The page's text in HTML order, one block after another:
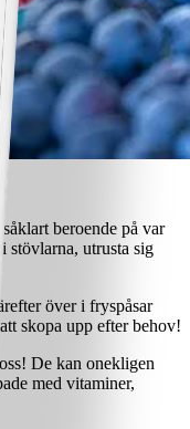
beroende på var
stövlarna, utrusta sig
över i fryspåsar
skopa upp efter behov!
De kan onekligen
med vitaminer,